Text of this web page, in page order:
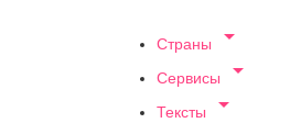
Страны 
Сервисы 
Тексты 